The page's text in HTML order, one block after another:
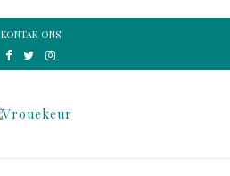
KONTAK ONS